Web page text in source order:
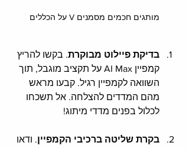
מותגים חכמים מסמנים V על הכללים
בדיקת פיילוט מבוקרת. בקשו להריץ
קמפיין AI Max על תקציב מוגבל, תוך
השוואה לקמפיין רגיל. קבעו מראש
מהם המדדים להצלחה. אל תשכחו
לכלול בפנים מדדי מיתוג!
בקרת שליטה ברכיבי הקמפיין. ודאו